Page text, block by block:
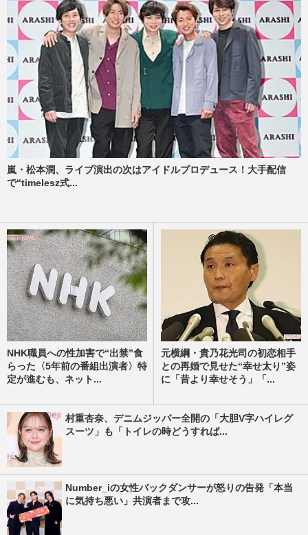
嵐・松本潤、ライブ演出の次はアイドルプロデュース！大手配信
で“timelesz式...
NHK職員への性加害で“出禁”食
らった〈5年前の番組出演者〉特
定が進むも、ネット...
元横綱・貴乃花光司の初恋相手
との再婚で見せた“幸せ太り”姿
に「昔より幸せそう」「...
村重杏奈、デニムジッパー全開の「大胆V字ハイレグ
スーツ」も「トイレの時どうすれば...
Number_iの女性バックダンサーが怒りの告発「本当
に気持ち悪い」共演者まで攻...